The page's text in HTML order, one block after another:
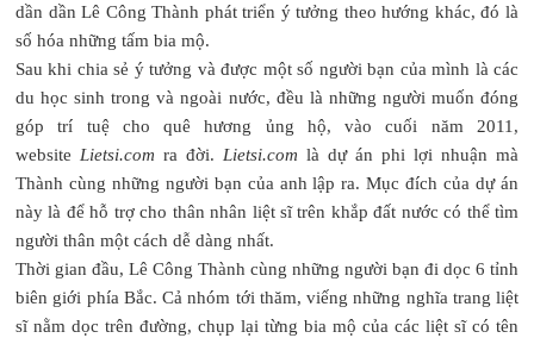
dần dần Lê Công Thành phát triển ý tưởng theo hướng khác, đó là
số hóa những tấm bia mộ.
Sau khi chia sẻ ý tưởng và được một số người bạn của mình là các
du học sinh trong và ngoài nước, đều là những người muốn đóng
góp trí tuệ cho quê hương ủng hộ, vào cuối năm 2011,
website Lietsi.com ra đời. Lietsi.com là dự án phi lợi nhuận mà
Thành cùng những người bạn của anh lập ra. Mục đích của dự án
này là để hỗ trợ cho thân nhân liệt sĩ trên khắp đất nước có thể tìm
người thân một cách dễ dàng nhất.
Thời gian đầu, Lê Công Thành cùng những người bạn đi dọc 6 tỉnh
biên giới phía Bắc. Cả nhóm tới thăm, viếng những nghĩa trang liệt
sĩ nằm dọc trên đường, chụp lại từng bia mộ của các liệt sĩ có tên